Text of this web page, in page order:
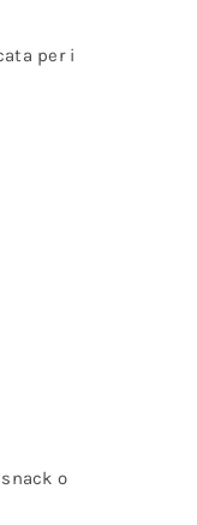
per i
o